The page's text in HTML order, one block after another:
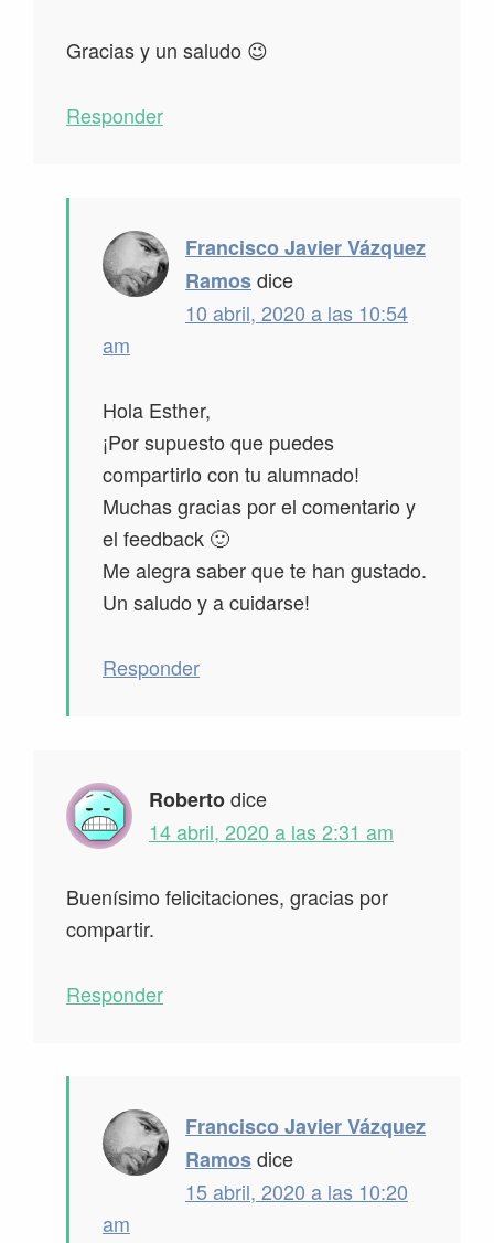
Gracias y un saludo 😉
Responder
Francisco Javier Vázquez
Ramosdice
10 abril, 2020 a las 10:54
am
Hola Esther,
¡Por supuesto que puedes
compartirlo con tu alumnado!
Muchas gracias por el comentario y
el feedback 🙂
Me alegra saber que te han gustado.
Un saludo y a cuidarse!
Responder
Robertodice
14 abril, 2020 a las 2:31 am
Buenísimo felicitaciones, gracias por
compartir.
Responder
Francisco Javier Vázquez
Ramosdice
15 abril, 2020 a las 10:20
am